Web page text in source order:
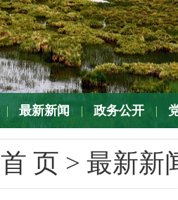
最新新闻 政务公开
首 页 > 最新新